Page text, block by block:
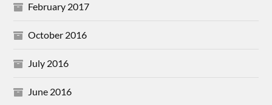
February 2017
October 2016
July 2016
June 2016